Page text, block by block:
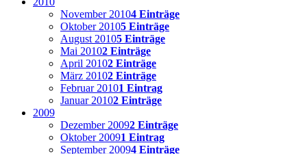
November 20104 Einträge
Oktober 20105 Einträge
August 20105 Einträge
Mai 20102 Einträge
April 20102 Einträge
März 20102 Einträge
Februar 20101 Eintrag
Januar 20102 Einträge
2009
Dezember 20092 Einträge
Oktober 20091 Eintrag
September 20094 Einträge